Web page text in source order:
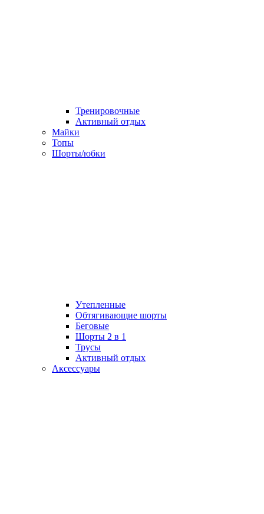
Тренировочные
Активный отдых
Майки
Топы
Шорты/юбки
Утепленные
Обтягивающие шорты
Беговые
Шорты 2 в 1
Трусы
Активный отдых
Аксессуары